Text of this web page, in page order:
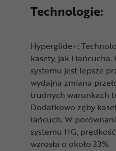
Technologie:
Hyperglide+:
kasety, jak i
systemu jest lepsze
wydajna zmiana
trudnych warunkach
Dodatkowo zęby
łańcuch. W
systemu HG,
wzrosła o około 33%.